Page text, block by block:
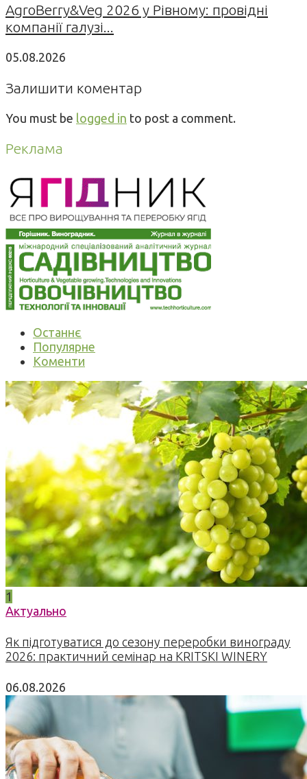
AgroBerry&Veg 2026 у Рівному: провідні
компанії галузі...
05.08.2026
Залишити коментар
You must be logged in to post a comment.
Реклама
Останнє
Популярне
Коменти
1
Актуально
Як підготуватися до сезону переробки винограду
2026: практичний семінар на KRITSKI WINERY
06.08.2026